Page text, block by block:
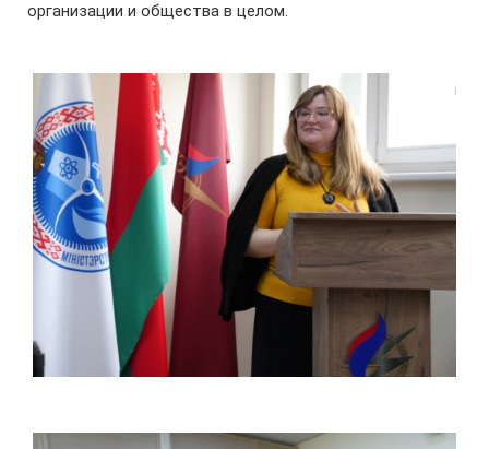
организации и общества в целом.